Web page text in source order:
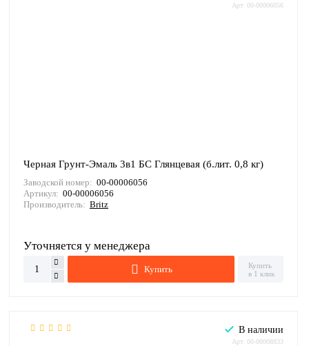
Арт: 00-00006056
Черная Грунт-Эмаль 3в1 БС Глянцевая (б.лит. 0,8 кг)
Заводской номер: 00-00006056
Артикул: 00-00006056
Производитель: Britz
Уточняется у менеджера
Купить
Купить
в 1 клик
В наличии
Арт: 00-00008833